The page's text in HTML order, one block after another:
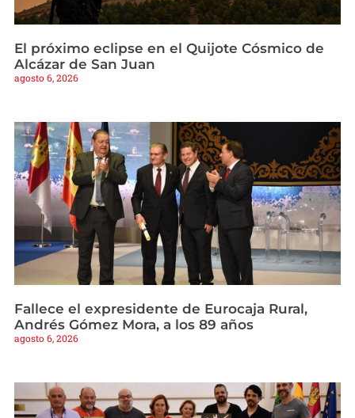
El próximo eclipse en el Quijote Cósmico de
Alcázar de San Juan
agosto 6, 2026
Fallece el expresidente de Eurocaja Rural,
Andrés Gómez Mora, a los 89 años
agosto 6, 2026